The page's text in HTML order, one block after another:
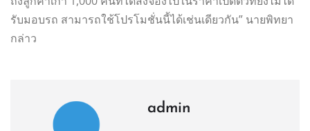
รับมอบรถ สามารถใช้โปรโมชั่นนี้ได้เช่นเดียวกัน” นายพิทยา
กล่าว
admin